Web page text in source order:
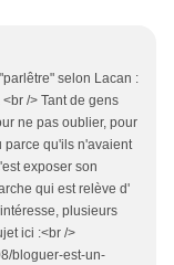
selon Lacan :
/> Tant de gens
ne pas oublier, pour
qu'ils n'avaient
exposer son
qui est relève d'
plusieurs
ici :<br />
bloguer-est-un-